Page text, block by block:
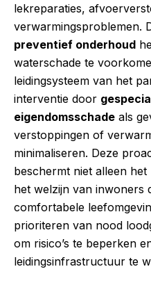
lekreparaties,
verwarmingsproblemen.
preventief onderhoud
waterschade te
leidingsysteem van het
interventie door
eigendomsschade als
verstoppingen of
minimaliseren. Deze
beschermt niet alleen
het welzijn van inwoners
comfortabele
prioriteren van nood
om risico’s te beperken
leidingsinfrastructuur te